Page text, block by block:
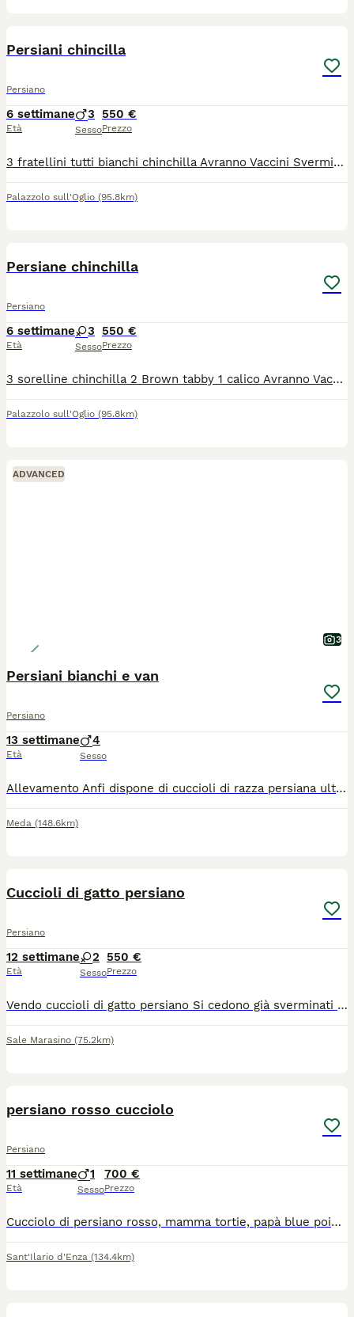
Persiani chincilla
Persiano
6 settimane
Età
3
Sesso
550 €
Prezzo
3 fratellini tutti bianchi chinchilla Avranno Vaccini Sverminazione Visite frequenti dal veterinario Microchip Test fiv, felv e pkd genitori negativi Abituati alla lettiera Carattere dolcissimo
Palazzolo sull'Oglio (95.8km)
Persiane chinchilla
Persiano
6 settimane
Età
3
Sesso
550 €
Prezzo
3 sorelline chinchilla 2 Brown tabby 1 calico Avranno Vaccini Sverminazione Visite frequenti dal veterinario Microchip Test fiv, felv e pkd genitori negativi Abituati alla lettiera Carattere dolcissimo
Palazzolo sull'Oglio (95.8km)
ADVANCED
3
Persiani bianchi e van
Persiano
13 settimane
Età
4
Sesso
Allevamento Anfi dispone di cuccioli di razza persiana ultimi maschietti bianchi e uno bianco e rosso
Meda (148.6km)
Cuccioli di gatto persiano
Persiano
12 settimane
Età
2
Sesso
550 €
Prezzo
Vendo cuccioli di gatto persiano Si cedono già sverminati con prima vaccinazione fatta e libretto sanitario Sono già abituati alla lettiera e a mangiare da soli Il prezzo è trattabile
Sale Marasino (75.2km)
persiano rosso cucciolo
Persiano
11 settimane
Età
1
Sesso
700 €
Prezzo
Cucciolo di persiano rosso, mamma tortie, papà blue point, entrambi visibili con test pkd e fiv/felv. maschio , vivace coccolone in perfetta salute (sono 3 fratelli). Nato il 15/05/26
Sant'Ilario d'Enza (134.4km)